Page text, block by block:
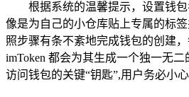
根据系统的温馨提示，设置钱
像是为自己的小仓库贴上专属的标
照步骤有条不紊地完成钱包的创建，
imToken 都会为其生成一个独一无
访问钱包的关键“钥匙”,用户务必小